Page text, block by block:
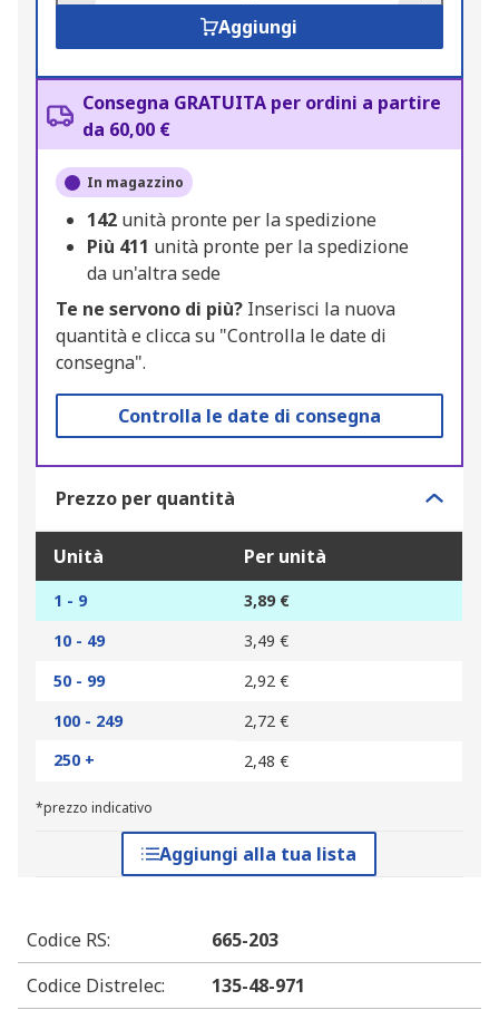
Aggiungi
Consegna GRATUITA per ordini a partire
da 60,00 €
In magazzino
142 unità pronte per la spedizione
Più 411 unità pronte per la spedizione
da un'altra sede
Te ne servono di più? Inserisci la nuova
quantità e clicca su "Controlla le date di
consegna".
Controlla le date di consegna
Prezzo per quantità
Unità Per unità
1 - 9
3,89 €
10 - 49
3,49 €
50 - 99
2,92 €
100 - 249
2,72 €
250 +
2,48 €
*prezzo indicativo
Aggiungi alla tua lista
Codice RS:
665-203
Codice Distrelec:
135-48-971